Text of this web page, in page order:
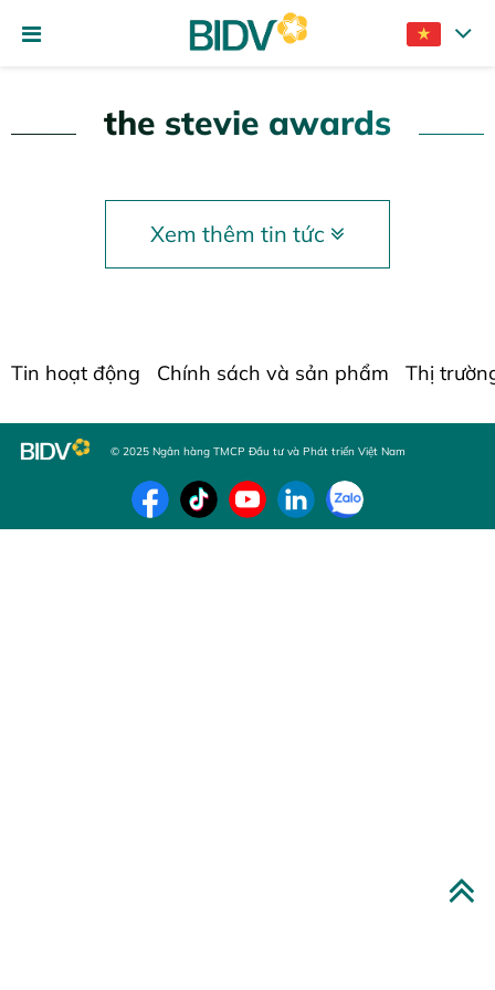
the stevie awards
Xem thêm tin tức
Tin hoạt động Chính sách và sản phẩm Thị
© 2025 Ngân hàng TMCP Đầu tư và Phát triển Việt Nam